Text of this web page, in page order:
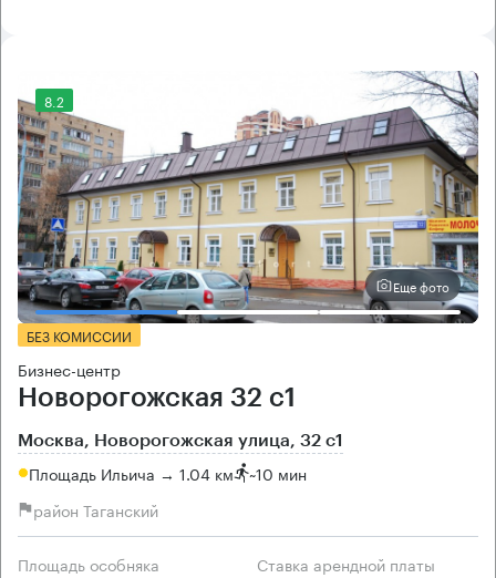
8.2
Еще фото
БЕЗ КОМИССИИ
Бизнес-центр
Новорогожская 32 с1
Москва, Новорогожская улица, 32 с1
Площадь Ильича → 1.04 км ~10 мин
район Таганский
Площадь особняка Ставка арендной платы